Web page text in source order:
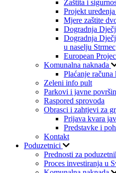
Zaštita i
Projekt
Mjere zaštite
Dogradnja
Dogradnja
u naselju Strmec
European
Komunalna naknada
Plaćanje
Zeleni info pult
Parkovi i javne
Raspored sprovoda
Obrasci i zahtjevi za
Prijava kvara
Predstavke i
Kontakt
Poduzetnici
Prednosti za
Proces investiranja u